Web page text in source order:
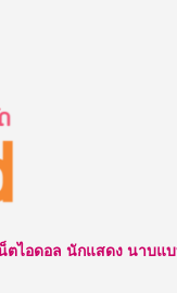
ไอดอล นักแสดง นาบ